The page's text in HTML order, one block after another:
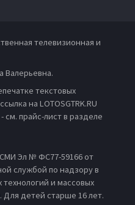
телевизионная и
Валерьевна.
текстовых
на LOTOSGTRK.RU
см. прайс-лист в разделе
Эл № ФС77-59166 от
службой по надзору в
и массовых
детей старше 16 лет.